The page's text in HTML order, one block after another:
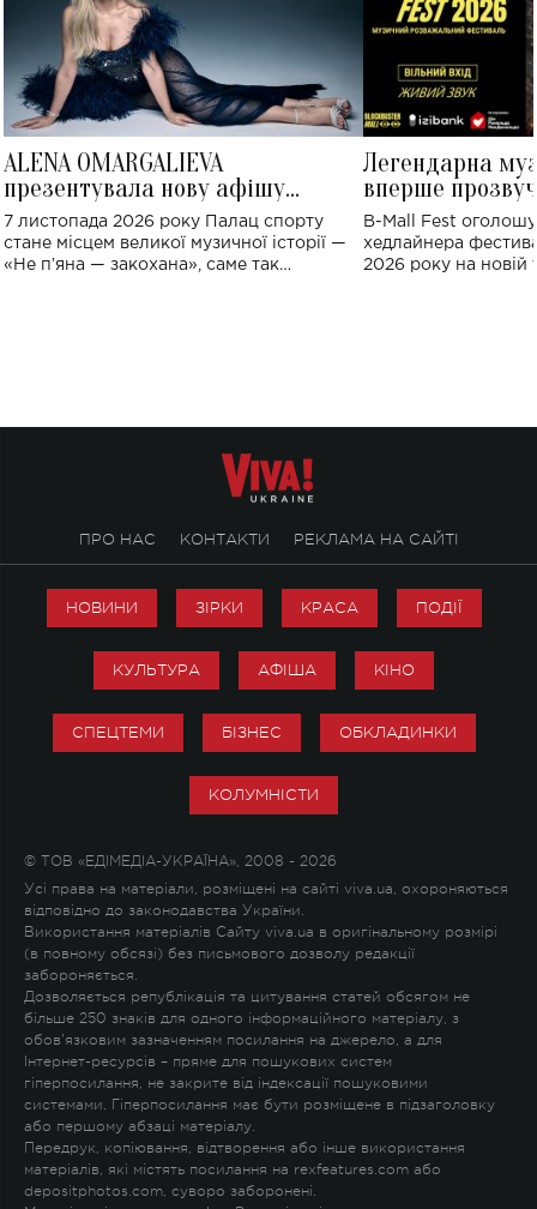
ALENA OMARGALIEVA
презентувала нову афішу
великого концерту в Палаці
спорту
7 листопада 2026 року Палац спорту
стане місцем великої музичної історії —
«Не пʼяна — закохана», саме так
Легендарна
вперше
Україні: де
B-Mall Fest
хедлайнера
2026 року на новій
ПРО НАС КОНТАКТИ РЕКЛАМА НА САЙТІ
НОВИНИ ЗІРКИ КРАСА ПОДІЇ
КУЛЬТУРА АФІША КІНО
СПЕЦТЕМИ БІЗНЕС ОБКЛАДИНКИ
КОЛУМНІСТИ
© ТОВ «ЕДІМЕДІА-УКРАЇНА», 2008 - 2026
Усі права на матеріали, розміщені на сайті viva.ua, охороняються
відповідно до законодавства України.
Використання матеріалів Сайту viva.ua в оригінальному розмірі
(в повному обсязі) без письмового дозволу редакції
забороняється.
Дозволяється републікація та цитування статей обсягом не
більше 250 знаків для одного інформаційного матеріалу, з
обов'язковим зазначенням посилання на джерело, а для
Інтернет-ресурсів – пряме для пошукових систем
гіперпосилання, не закрите від індексації пошуковими
системами. Гіперпосилання має бути розміщене в підзаголовку
або першому абзаці матеріалу.
Передрук, копіювання, відтворення або інше використання
матеріалів, які містять посилання на rexfeatures.com або
depositphotos.com, суворо заборонені.